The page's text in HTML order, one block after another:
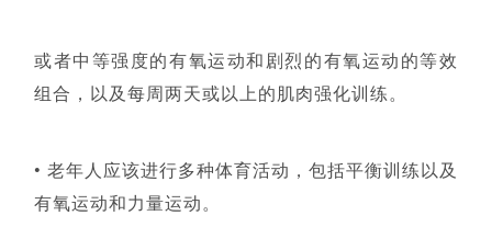
或者中等强度的有氧运动和剧烈的有氧运动的等效
组合，以及每周两天或以上的肌肉强化训练。
• 老年人应该进行多种体育活动，包括平衡训练以及
有氧运动和力量运动。